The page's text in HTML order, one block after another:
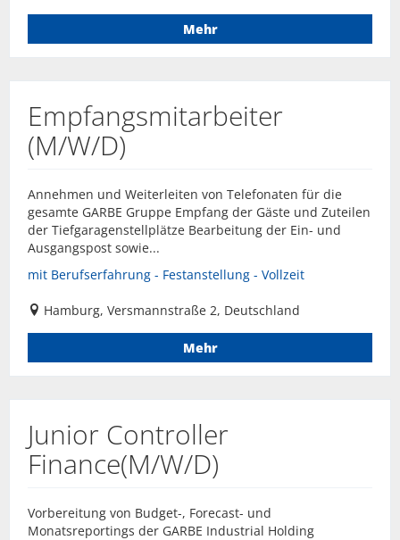
Mehr
Empfangsmitarbeiter
(M/W/D)
Annehmen und Weiterleiten von Telefonaten für die
gesamte GARBE Gruppe Empfang der Gäste und Zuteilen
der Tiefgaragenstellplätze Bearbeitung der Ein- und
Ausgangspost sowie...
mit Berufserfahrung - Festanstellung - Vollzeit
Hamburg, Versmannstraße 2, Deutschland
Mehr
Junior Controller
Finance(M/W/D)
Vorbereitung von Budget-, Forecast- und
Monatsreportings der GARBE Industrial Holding